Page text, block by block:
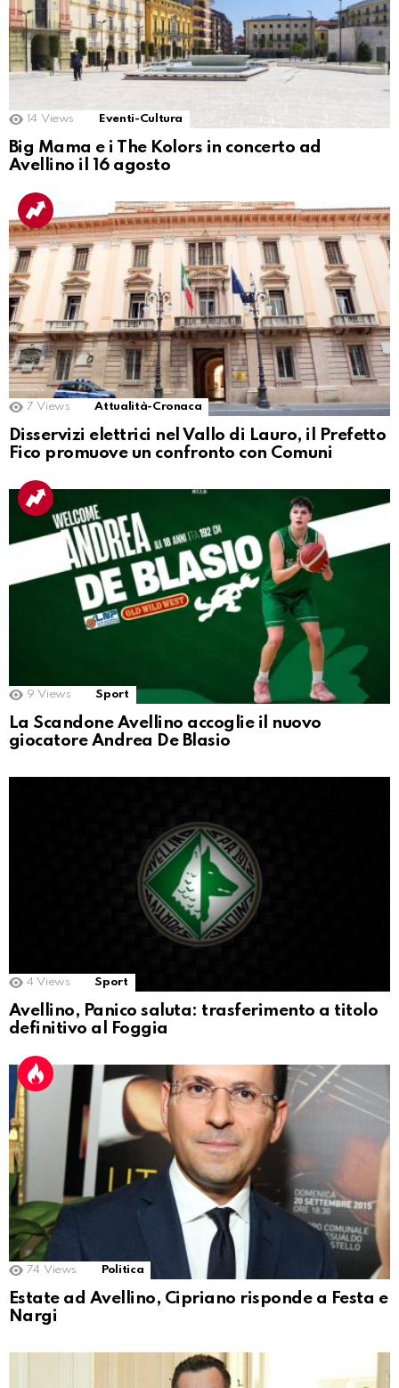
14 Views Eventi-Cultura
Big Mama e i The Kolors in concerto ad
Avellino il 16 agosto
7 Views Attualità-Cronaca
Disservizi elettrici nel Vallo di Lauro, il Prefetto
Fico promuove un confronto con Comuni
9 Views Sport
La Scandone Avellino accoglie il nuovo
giocatore Andrea De Blasio
4 Views Sport
Avellino, Panico saluta: trasferimento a titolo
definitivo al Foggia
74 Views Politica
Estate ad Avellino, Cipriano risponde a Festa e
Nargi